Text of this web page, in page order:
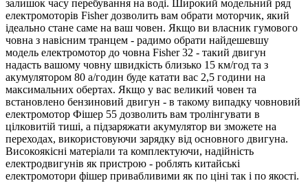
залишок часу перебування на воді. Широкий модельний ряд
електромоторів Fisher дозволить вам обрати моторчик, який
ідеально стане саме на ваш човен. Якщо ви власник гумового
човна з навісним транцем - радимо обрати найдешевшу
модель електромотор до човна Fisher 32 - такий двигун
надасть вашому човну швидкість близько 15 км/год та з
акумулятором 80 а/годин буде катати вас 2,5 години на
максимальних обертах. Якщо у вас великий човен та
встановлено бензиновий двигун - в такому випадку човновий
електромотор Фішер 55 дозволить вам тролінгувати в
цілковитій тиші, а підзаряжати акумулятор ви зможете на
переходах, використовуючи зарядку від основного двигуна.
Високоякісні матеріали та комплектуючи, надійність
електродвигунів як пристрою - роблять китайські
електромотори фішер привабливими як по ціні так і по якості.